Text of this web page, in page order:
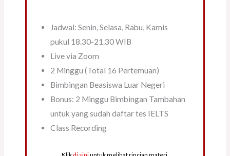
Jadwal: Senin, Selasa, Rabu, Kamis
pukul 18.30-21.30 WIB
Live via Zoom
2 Minggu (Total 16 Pertemuan)
Bimbingan Beasiswa Luar Negeri
Bonus: 2 Minggu Bimbingan Tambahan
untuk yang sudah daftar tes IELTS
Class Recording